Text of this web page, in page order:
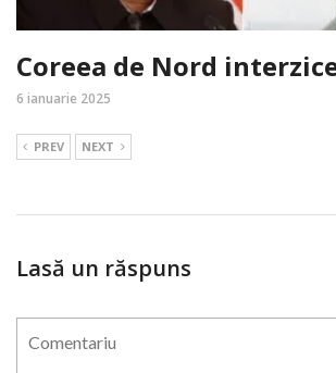
Coreea de Nord
6 ianuarie 2025
PREV NEXT
Lasă un răspuns